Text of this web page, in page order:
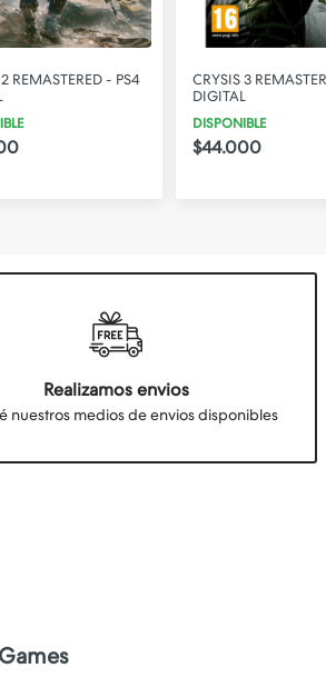
REMASTERED - PS4
CRYSIS 3
DIGITAL
DISPONIBLE
$44.000
Realizamos envios
nuestros medios de envios disponibles